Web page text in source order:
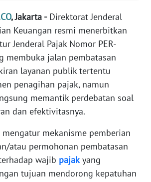
, Jakarta -Direktorat Jenderal
Keuangan resmi menerbitkan
Jenderal Pajak Nomor PER-
membuka jalan pembatasan
layanan publik tertentu
penagihan pajak, namun
memantik perdebatan soal
dan efektivitasnya.
mekanisme pemberian
atau permohonan pembatasan
wajib pajakyang
tujuan mendorong kepatuhan